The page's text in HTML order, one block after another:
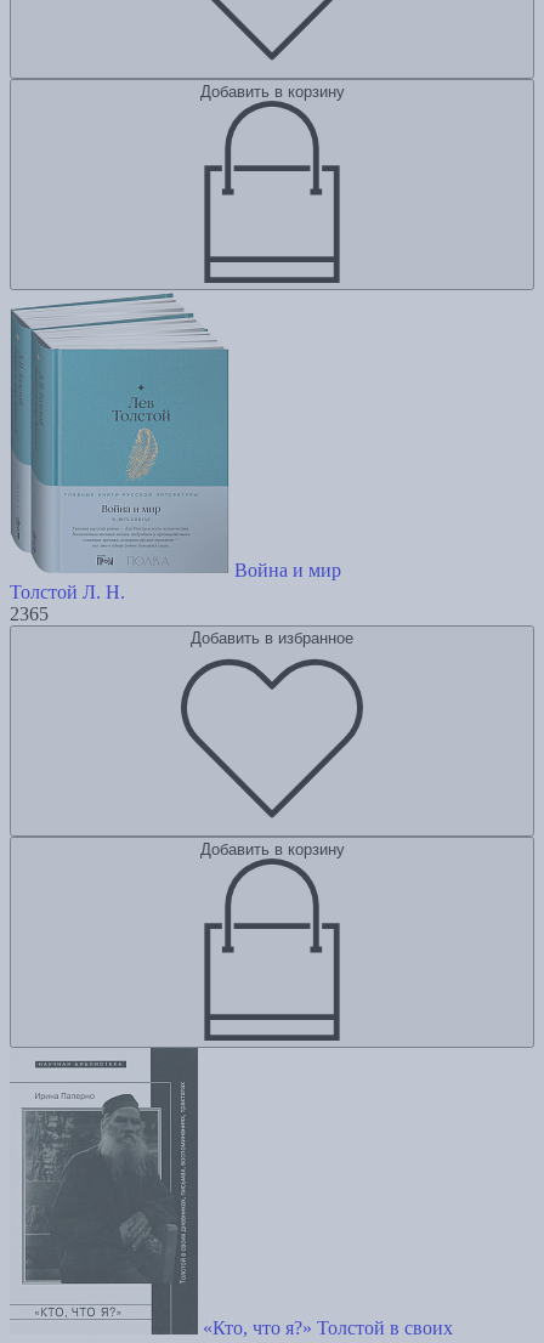
Добавить в корзину
Война и мир
Толстой Л. Н.
2365
Добавить в избранное
Добавить в корзину
«Кто, что я?» Толстой в своих